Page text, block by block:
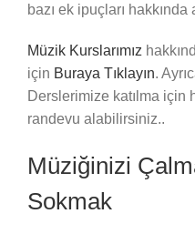
bazı ek ipuçları hakkında
Müzik Kurslarımız
için Buraya Tıklayın.
Derslerimize katılma için
randevu alabilirsiniz..
Müziğinizi
Sokmak